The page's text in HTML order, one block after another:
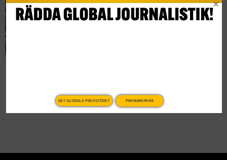
DET GLOBALA PRESSTÖDET PRENUMERERA